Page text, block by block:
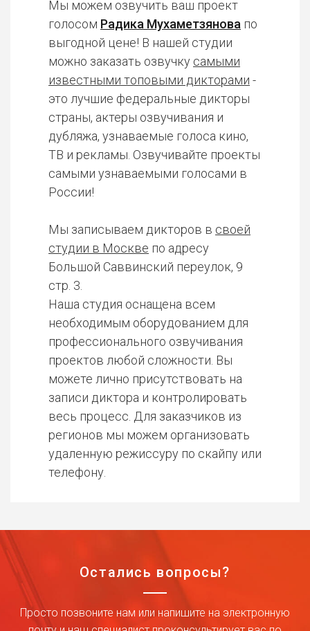
Мы можем озвучить ваш проект
голосом Радика Мухаметзянова по
выгодной цене! В нашей студии
можно заказать озвучку самыми
известными топовыми дикторами -
это лучшие федеральные дикторы
страны, актеры озвучивания и
дубляжа, узнаваемые голоса кино,
ТВ и рекламы. Озвучивайте проекты
самыми узнаваемыми голосами в
России!
Мы записываем дикторов в своей
студии в Москве по адресу
Большой Саввинский переулок, 9
стр. 3.
Наша студия оснащена всем
необходимым оборудованием для
профессионального озвучивания
проектов любой сложности. Вы
можете лично присутствовать на
записи диктора и контролировать
весь процесс. Для заказчиков из
регионов мы можем организовать
удаленную режиссуру по скайпу или
телефону.
Остались вопросы?
Просто позвоните нам или напишите на электронную